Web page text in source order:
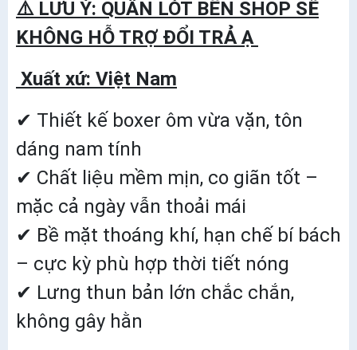
⚠️ LƯU Ý: QUẦN LÓT BÊN SHOP SẼ
KHÔNG HỖ TRỢ ĐỔI TRẢ Ạ
Xuất xứ: Việt Nam
✔ Thiết kế boxer ôm vừa vặn, tôn
dáng nam tính
✔ Chất liệu mềm mịn, co giãn tốt –
mặc cả ngày vẫn thoải mái
✔ Bề mặt thoáng khí, hạn chế bí bách
– cực kỳ phù hợp thời tiết nóng
✔ Lưng thun bản lớn chắc chắn,
không gây hằn